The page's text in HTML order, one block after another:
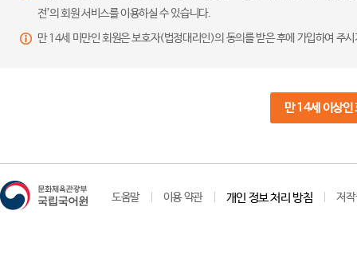
전’의 회원 서비스를 이용하실 수 있습니다.
만 14세 미만인 회원은 보호자(법정대리인)의 동의를 받은 후에 가입하여 주
만 14세 이상인
도움말 이용 약관 개인 정보 처리 방침 저